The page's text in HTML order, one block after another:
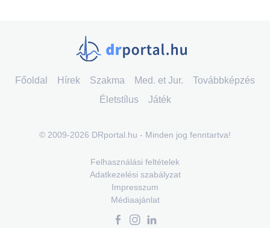
Főoldal Hírek Szakma Med. et Jur.
Továbbképzés
Életstílus
Játék
© 2009-2026 DRportal.hu - Minden jog fenntartva!
Felhasználási feltételek
Adatkezelési szabályzat
Impresszum
Médiaajánlat